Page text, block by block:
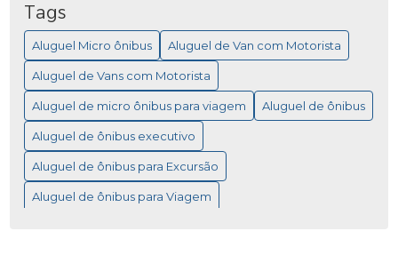
PRATICIDADE
ALUGUEL DE MICRO ÔNIBUS PARA EVENTOS
ALUGUEL DE MICRO ÔNIBUS: COMO ESCOLHER A
MELHOR OPÇÃO PARA SUA VIAGEM
ALUGUEL DE MICRO ÔNIBUS: COMO ESCOLHER A
MELHOR OPÇÃO PARA VIAGEM
ALUGUEL DE MICRO ÔNIBUS: SAIBA COMO
ESCOLHER A MELHOR OPÇÃO PARA A VIAGEM
Tags
Aluguel Micro ônibus Aluguel de Van com Motorista
Aluguel de Vans com Motorista
Aluguel de micro ônibus para viagem Aluguel de ônibus
Aluguel de ônibus executivo
Aluguel de ônibus para Excursão
Aluguel de ônibus para Viagem